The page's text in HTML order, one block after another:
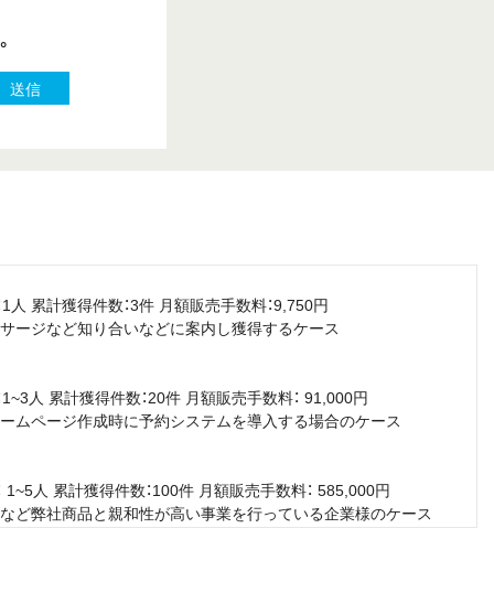
送信
1⼈ 累計獲得件数：3件 ⽉額販売⼿数料：9,750円
ージなど知り合いなどに案内し獲得するケース
1~3⼈ 累計獲得件数：20件 ⽉額販売⼿数料： 91,000円
ムページ作成時に予約システムを導⼊する場合のケース
1~5⼈ 累計獲得件数：100件 ⽉額販売⼿数料： 585,000円
ど弊社商品と親和性が⾼い事業を⾏っている企業様のケース